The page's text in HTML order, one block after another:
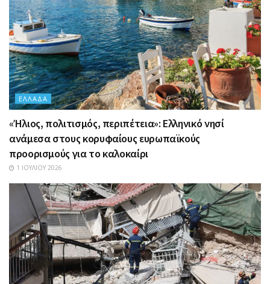
ΕΛΛΆΔΑ
«Ήλιος, πολιτισμός, περιπέτεια»: Ελληνικό νησί
ανάμεσα στους κορυφαίους ευρωπαϊκούς
προορισμούς για το καλοκαίρι
1 ΙΟΥΛΊΟΥ 2026